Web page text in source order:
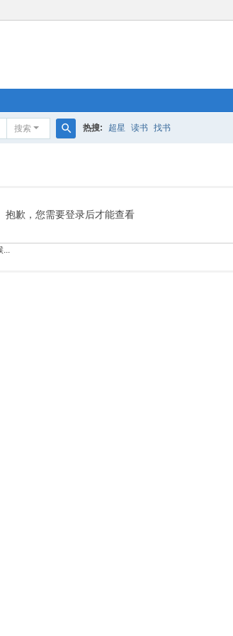
搜索 热搜: 超星 读书 找书
抱歉，您需要登录后才能查看
...